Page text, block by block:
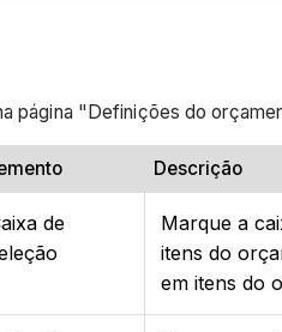
página "Definições do
Descrição
de
Marque a
itens do
em itens do